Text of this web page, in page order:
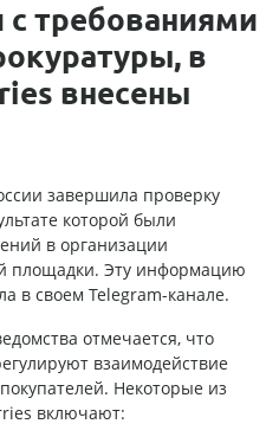
с требованиями
в
внесены
завершила проверку
которой были
в организации
площадки. Эту информацию
в своем Telegram-канале.
отмечается, что
взаимодействие
Некоторые из
включают: